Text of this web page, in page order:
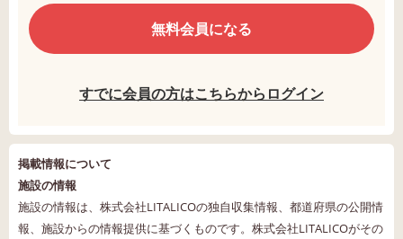
無料会員になる
すでに会員の方はこちらからログイン
掲載情報について
施設の情報
施設の情報は、株式会社LITALICOの独自収集情報、都道府県の公開情
報、施設からの情報提供に基づくものです。株式会社LITALICOがその